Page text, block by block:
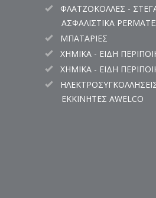
ΦΛΑΤΖΟΚΟΛΛΕΣ -
ΑΣΦΑΛΙΣΤΙΚΑ
ΜΠΑΤΑΡΙΕΣ
ΧΗΜΙΚΑ - ΕΙΔΗ
ΧΗΜΙΚΑ - ΕΙΔΗ
ΕΚΚΙΝΗΤΕΣ AWELCO